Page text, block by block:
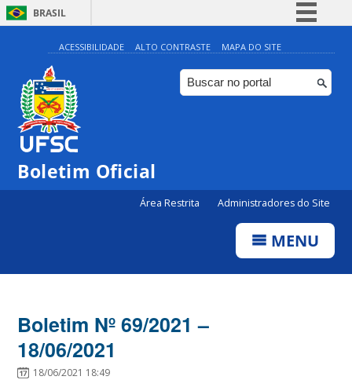
BRASIL
Simplifique!
Comunica BR
Participe
ACESSIBILIDADE ALTO CONTRASTE MAPA DO SITE
Boletim Oficial
Área Restrita Administradores do Site
MENU
Boletim Nº 69/2021 –
18/06/2021
18/06/2021 18:49